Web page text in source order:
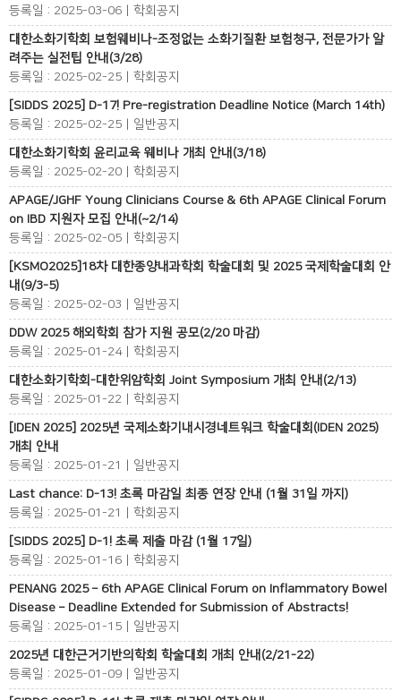
등록일 : 2025-03-06 | 학회공지
대한소화기학회 보험웨비나-조정없는 소화기질환 보험청구, 전문가가 알
려주는 실전팁 안내(3/28)
등록일 : 2025-02-25 | 학회공지
[SIDDS 2025] D-17! Pre-registration Deadline Notice (March 14th)
등록일 : 2025-02-25 | 일반공지
대한소화기학회 윤리교육 웨비나 개최 안내(3/18)
등록일 : 2025-02-20 | 학회공지
APAGE/JGHF Young Clinicians Course & 6th APAGE Clinical Forum
on IBD 지원자 모집 안내(~2/14)
등록일 : 2025-02-05 | 학회공지
[KSMO2025]18차 대한종양내과학회 학술대회 및 2025 국제학술대회 안
내(9/3-5)
등록일 : 2025-02-03 | 일반공지
DDW 2025 해외학회 참가 지원 공모(2/20 마감)
등록일 : 2025-01-24 | 학회공지
대한소화기학회-대한위암학회 Joint Symposium 개최 안내(2/13)
등록일 : 2025-01-22 | 학회공지
[IDEN 2025] 2025년 국제소화기내시경네트워크 학술대회(IDEN 2025)
개최 안내
등록일 : 2025-01-21 | 일반공지
Last chance: D-13! 초록 마감일 최종 연장 안내 (1월 31일 까지)
등록일 : 2025-01-21 | 학회공지
[SIDDS 2025] D-1! 초록 제출 마감 (1월 17일)
등록일 : 2025-01-16 | 학회공지
PENANG 2025 – 6th APAGE Clinical Forum on Inflammatory Bowel
Disease – Deadline Extended for Submission of Abstracts!
등록일 : 2025-01-15 | 일반공지
2025년 대한근거기반의학회 학술대회 개최 안내(2/21-22)
등록일 : 2025-01-09 | 일반공지